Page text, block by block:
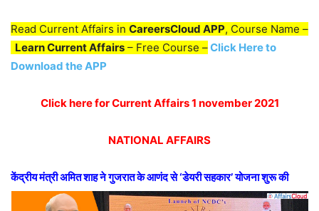
Read Current Affairs in CareersCloud APP, Course Name –
Learn Current Affairs – Free Course –Click Here to
Download the APP
Click here for Current Affairs 1 november 2021
NATIONAL AFFAIRS
केंद्रीय मंत्री अमित शाह ने गुजरात के आणंद से ‘डेयरी सहकार’ योजना शुरू की